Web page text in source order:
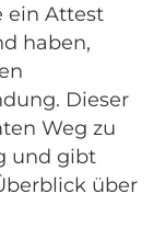
ein Attest
haben,
Dieser
Weg zu
und gibt
über